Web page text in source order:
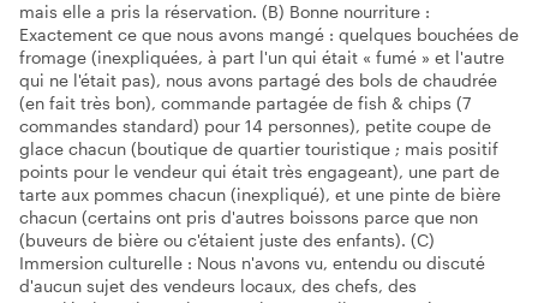
mais elle a pris la réservation. (B) Bonne nourriture :
Exactement ce que nous avons mangé : quelques bouchées de
fromage (inexpliquées, à part l'un qui était « fumé » et l'autre
qui ne l'était pas), nous avons partagé des bols de chaudrée
(en fait très bon), commande partagée de fish & chips (7
commandes standard) pour 14 personnes), petite coupe de
glace chacun (boutique de quartier touristique ; mais positif
points pour le vendeur qui était très engageant), une part de
tarte aux pommes chacun (inexpliqué), et une pinte de bière
chacun (certains ont pris d'autres boissons parce que non
(buveurs de bière ou c'étaient juste des enfants). (C)
Immersion culturelle : Nous n'avons vu, entendu ou discuté
d'aucun sujet des vendeurs locaux, des chefs, des